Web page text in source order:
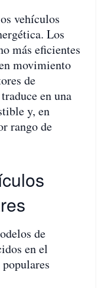
vehículos
Los
más eficientes
movimiento
de
en una
y, en
rango de
de
en el